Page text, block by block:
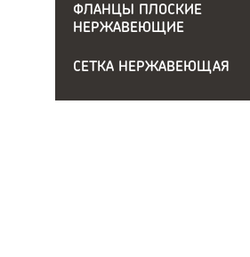
ФЛАНЦЫ ПЛОСКИЕ
НЕРЖАВЕЮЩИЕ
СЕТКА НЕРЖАВЕЮЩАЯ